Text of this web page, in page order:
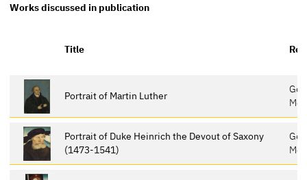
Works discussed in publication
Title
Portrait of Martin Luther
Portrait of Duke Heinrich the Devout of Saxony
(1473-1541)